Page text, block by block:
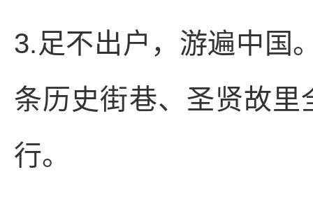
3.足不出户，游遍中国
条历史街巷、圣贤故
行。